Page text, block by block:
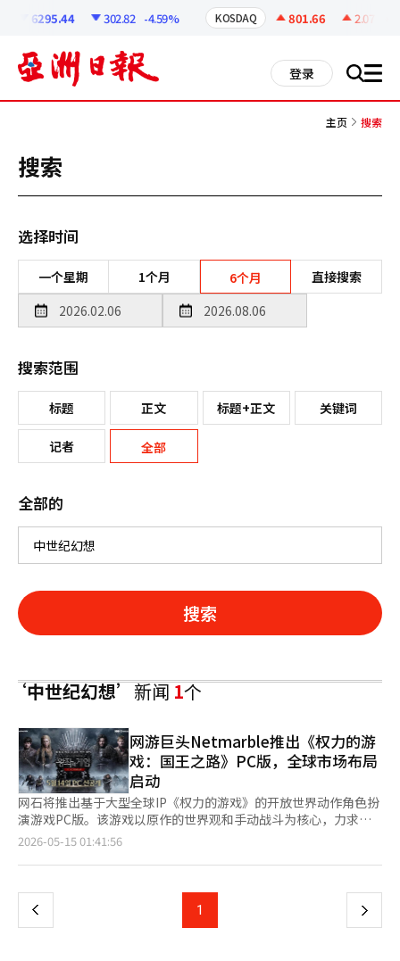
6295.44 302.82 -4.59% KOSDAQ 801.66 2.07
登录 搜 all
主页 搜索
搜索
选择时间
一个星期 1个月 6个月 直接搜索
搜索范围
标题 正文 标题+正文 关键词
记者 全部
全部的
搜索
‘中世纪幻想’新闻1个
网游巨头Netmarble推出《权力的游
戏：国王之路》PC版，全球市场布局
启动
网石将推出基于大型全球IP《权力的游戏》的开放世界动作角色扮
演游戏PC版。该游戏以原作的世界观和手动战斗为核心，力求在
现有的移动MMORPG市场中实现差异化。 网石于14日宣布，将于
国王之路》。玩家可以通过网石启动器、Steam和Epic Games
线）将于21日进行。 《权力的游戏：国王之路》是一款基于美国
HBO热门剧集《权力的游戏》IP制作的开放世界动作角色扮演游
2026-05-15 01:41:56
上
页
1 下